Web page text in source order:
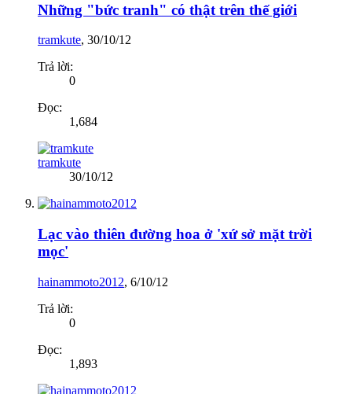
Những "bức tranh" có thật trên thế giới
tramkute, 30/10/12
Trả lời:
0
Đọc:
1,684
tramkute
30/10/12
Lạc vào thiên đường hoa ở 'xứ sở mặt trời
mọc'
hainammoto2012, 6/10/12
Trả lời:
0
Đọc:
1,893